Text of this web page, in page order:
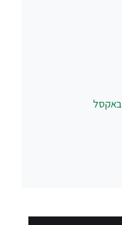
באקסל